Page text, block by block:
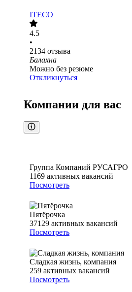
ITECO
4.5
•
2134 отзыва
Балахна
Можно без резюме
Откликнуться
Компании для вас
Группа Компаний РУСАГРО
1169 активных вакансий
Посмотреть
Пятёрочка
37129 активных вакансий
Посмотреть
Сладкая жизнь, компания
259 активных вакансий
Посмотреть